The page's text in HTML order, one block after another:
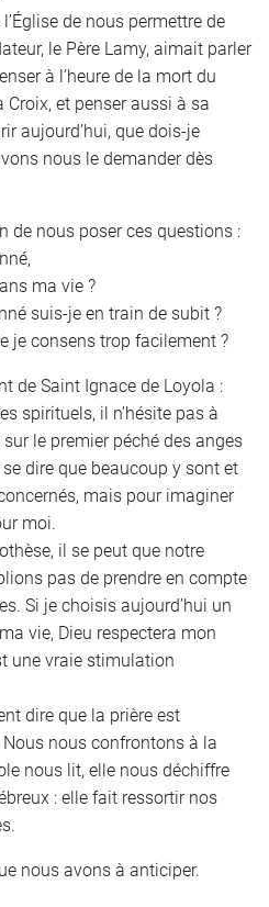
de nous permettre de
le Père Lamy, aimait parler
à l’heure de la mort du
Croix, et penser aussi à sa
aujourd’hui, que dois-je
nous le demander dès
de nous poser ces questions :
ma vie ?
suis-je en train de subit ?
je consens trop facilement ?
de Saint Ignace de Loyola :
spirituels, il n’hésite pas à
le premier péché des anges
dire que beaucoup y sont et
mais pour imaginer
moi.
il se peut que notre
pas de prendre en compte
Si je choisis aujourd’hui un
vie, Dieu respectera mon
une vraie stimulation
dire que la prière est
nous confrontons à la
nous lit, elle nous déchiffre
: elle fait ressortir nos
nous avons à anticiper.